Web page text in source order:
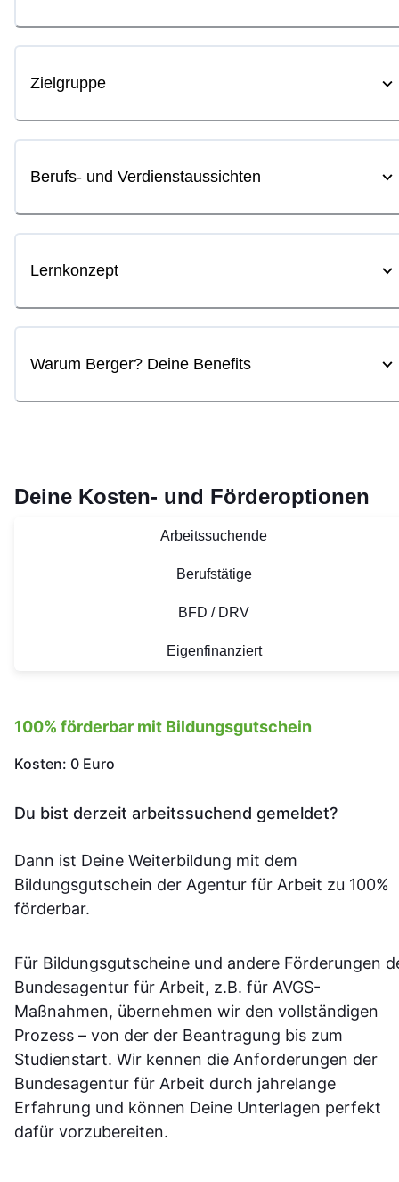
Zielgruppe
Berufs- und Verdienstaussichten
Lernkonzept
Warum Berger? Deine Benefits
Deine Kosten- und Förderoptionen
Arbeitssuchende
Berufstätige
BFD / DRV
Eigenfinanziert
100% förderbar mit Bildungsgutschein
Kosten: 0 Euro
Du bist derzeit arbeitssuchend gemeldet?
Dann ist Deine Weiterbildung mit dem
Bildungsgutschein der Agentur für Arbeit zu 100%
förderbar.
Für Bildungsgutscheine und andere Förderungen
Bundesagentur für Arbeit, z.B. für AVGS-
Maßnahmen, übernehmen wir den vollständigen
Prozess – von der der Beantragung bis zum
Studienstart. Wir kennen die Anforderungen der
Bundesagentur für Arbeit durch jahrelange
Erfahrung und können Deine Unterlagen perfekt
dafür vorzubereiten.